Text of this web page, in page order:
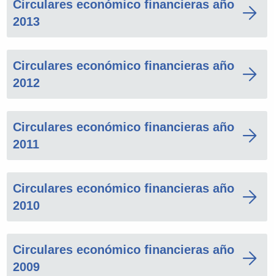
Circulares económico financieras año
2013
Circulares económico financieras año
2012
Circulares económico financieras año
2011
Circulares económico financieras año
2010
Circulares económico financieras año
2009